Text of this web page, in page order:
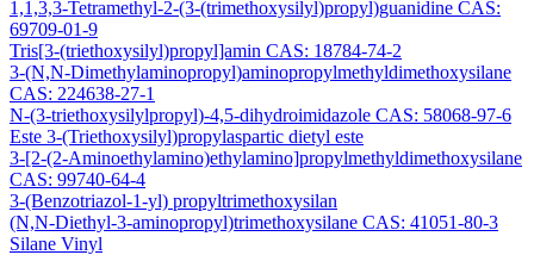
1,1,3,3-Tetramethyl-2-(3-(trimethoxysilyl)propyl)guanidine CAS:
69709-01-9
Tris[3-(triethoxysilyl)propyl]amin CAS: 18784-74-2
3-(N,N-Dimethylaminopropyl)aminopropylmethyldimethoxysilane
CAS: 224638-27-1
N-(3-triethoxysilylpropyl)-4,5-dihydroimidazole CAS: 58068-97-6
Este 3-(Triethoxysilyl)propylaspartic dietyl este
3-[2-(2-Aminoethylamino)ethylamino]propylmethyldimethoxysilane
CAS: 99740-64-4
3-(Benzotriazol-1-yl) propyltrimethoxysilan
(N,N-Diethyl-3-aminopropyl)trimethoxysilane CAS: 41051-80-3
Silane Vinyl